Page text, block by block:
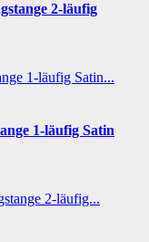
2-läufig
1-läufig Satin